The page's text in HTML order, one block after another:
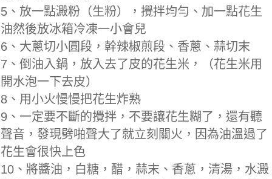
5、放一點澱粉（生粉），攪拌均勻、加一點花生
油然後放冰箱冷凍一小會兒
6、大蔥切小圓段，幹辣椒煎段、香蔥、蒜切末
7、倒油入鍋，放入去了皮的花生米，（花生米用
開水泡一下去皮）
8、用小火慢慢把花生炸熟
9、一定要不斷的攪拌，不要讓花生糊了，還有聽
聲音，發現劈啪聲大了就立刻關火，因為油溫過了
花生會很快上色
10、將醬油，白糖，醋，蒜末、香蔥，清湯，水澱